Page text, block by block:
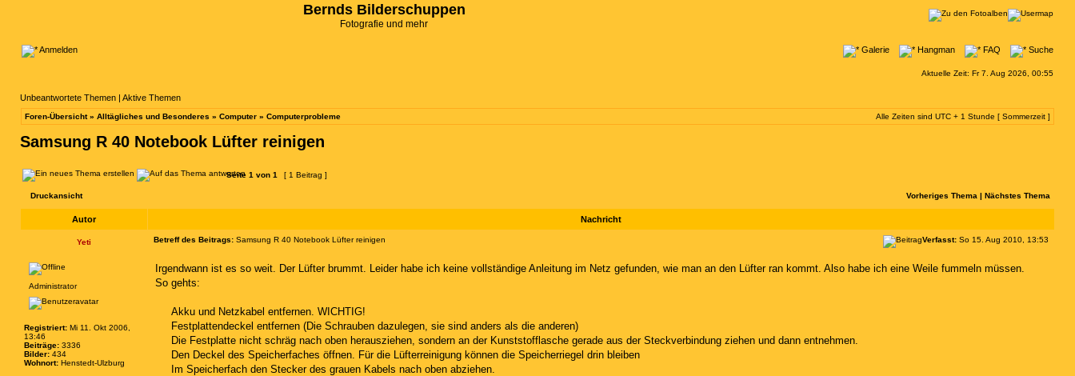
Bernds Bilderschuppen
Fotografie und mehr
Anmelden Galerie Hangman FAQ Suche
Aktuelle Zeit: Fr 7. Aug 2026, 00:55
Unbeantwortete Themen | Aktive Themen
Foren-Übersicht» Alltägliches und Besonderes » Computer » Computerprobleme Alle Zeiten sind UTC + 1 Stunde [ Sommerzeit ]
Samsung R 40 Notebook Lüfter reinigen
Seite 1 von 1 [ 1 Beitrag ]
Druckansicht Vorheriges Thema | Nächstes Thema
Autor Nachricht
Yeti Betreff des Beitrags: Samsung R 40 Notebook Lüfter reinigen Verfasst: So 15. Aug 2010, 13:53
Administrator
Registriert: Mi 11. Okt 2006,
13:46
Beiträge: 3336
Bilder: 434
Wohnort: Henstedt-Ulzburg
Irgendwann ist es so weit. Der Lüfter brummt. Leider habe ich keine vollständige Anleitung im Netz gefunden, wie man an den Lüfter ran kommt. Also habe ich eine Weile fummeln müssen.
So gehts:
Akku und Netzkabel entfernen. WICHTIG!
Festplattendeckel entfernen (Die Schrauben dazulegen, sie sind anders als die anderen)
Die Festplatte nicht schräg nach oben herausziehen, sondern an der Kunststofflasche gerade aus der Steckverbindung ziehen und dann entnehmen.
Den Deckel des Speicherfaches öffnen. Für die Lüfterreinigung können die Speicherriegel drin bleiben
Im Speicherfach den Stecker des grauen Kabels nach oben abziehen.